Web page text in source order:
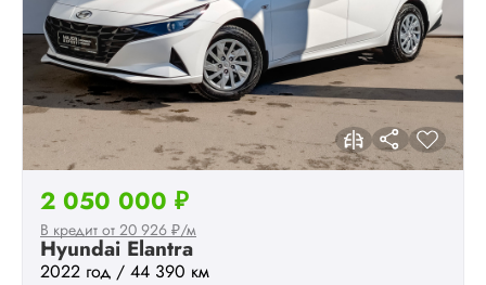
Hyundai Elantra
2022 год / 44 390 км
2 050 000 ₽
В кредит от 20 926 ₽/м